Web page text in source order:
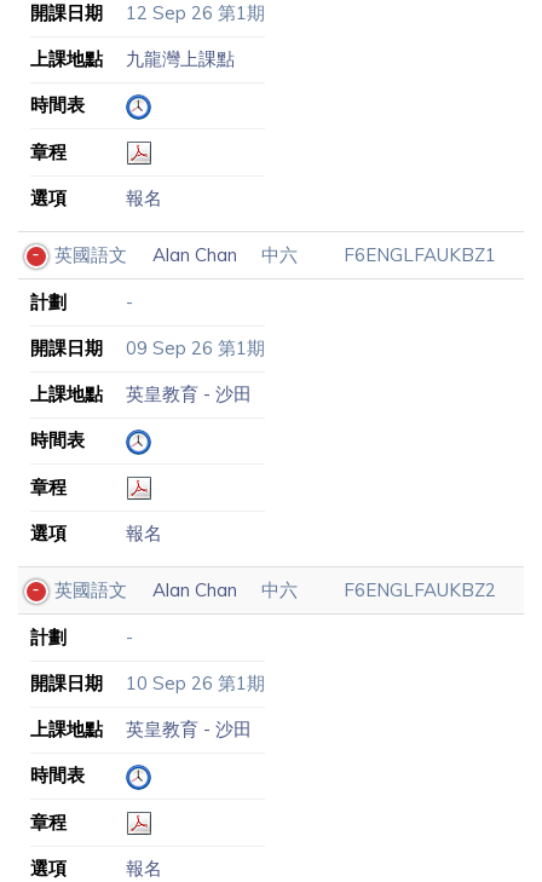
開課日期
12 Sep 26 第1期
上課地點
九龍灣上課點
時間表
章程
選項 報名
英國語文 Alan Chan 中六 F6ENGLFAUKBZ1
計劃
-
開課日期
09 Sep 26 第1期
上課地點
英皇教育 - 沙田
時間表
章程
選項 報名
英國語文 Alan Chan 中六 F6ENGLFAUKBZ2
計劃
-
開課日期
10 Sep 26 第1期
上課地點
英皇教育 - 沙田
時間表
章程
選項 報名